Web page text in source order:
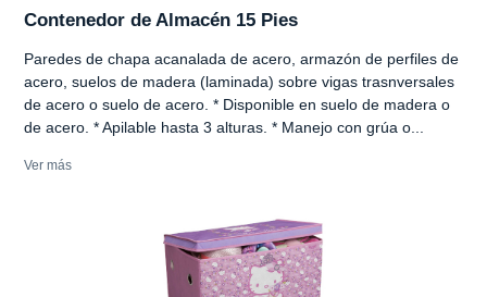
Contenedor de Almacén 15 Pies
Paredes de chapa acanalada de acero, armazón de perfiles de
acero, suelos de madera (laminada) sobre vigas trasnversales
de acero o suelo de acero. * Disponible en suelo de madera o
de acero. * Apilable hasta 3 alturas. * Manejo con grúa o...
Ver más